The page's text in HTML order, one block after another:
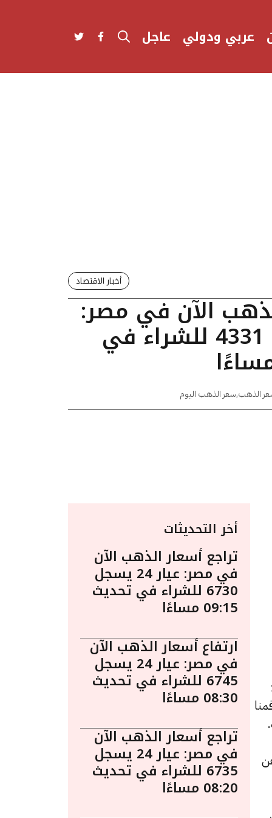
عربي ودولي عاجل
أخبار الاقتصاد
الآن في مصر:
عيار 24 يسجل 4331 للشراء في
الذهب,سعر الذهب اليوم
6 جنيهات عن
أخر التحديثات
تراجع أسعار الذهب الآن
في مصر: عيار 24 يسجل
6730 للشراء في تحديث
09:15 مساءًا
ارتفاع أسعار الذهب الآن
في مصر: عيار 24 يسجل
6745 للشراء في تحديث
08:30 مساءًا
تراجع أسعار الذهب الآن
في مصر: عيار 24 يسجل
6735 للشراء في تحديث
08:20 مساءًا